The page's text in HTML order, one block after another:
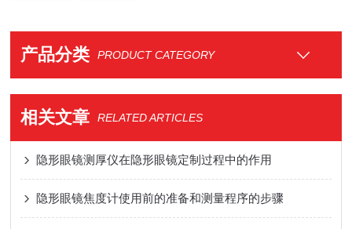
产品分类 PRODUCT CATEGORY
相关文章 RELATED ARTICLES
隐形眼镜测厚仪在隐形眼镜定制过程中的作用
隐形眼镜焦度计使用前的准备和测量程序的步骤